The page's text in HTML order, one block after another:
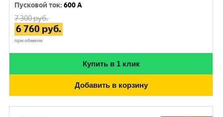
Пусковой ток:600 A
7 300руб.
6 760 руб.
при обмене
Купить в 1 клик
Добавить в корзину